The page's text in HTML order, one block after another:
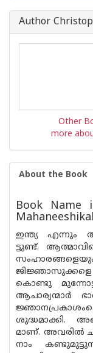
Author
Other
more
About the Book
Book Name
Mahaneeshikal
ഇന്ത്യ എന്നും
ട്ടുണ്ട്.
സംഹാരങ്ങളെയും
കൊണ്ടു
ആചാര്യന്മാർ
ശുദ്ധമാക്കി.
മാണ്. അവരിൽ
നാം